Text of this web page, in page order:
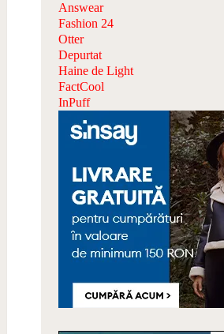
Answear
Fashion 24
Otter
Depurtat
Haine de Light
FactCool
InPuff